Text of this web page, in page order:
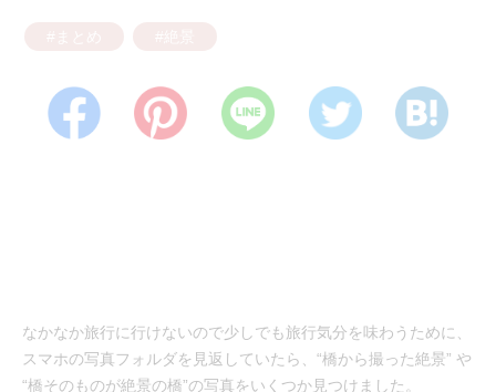
なかなか旅行に行けないので少しでも旅行気分を味わうために、
スマホの写真フォルダを見返していたら、“橋から撮った絶景” や
“橋そのものが絶景の橋”の写真をいくつか見つけました。